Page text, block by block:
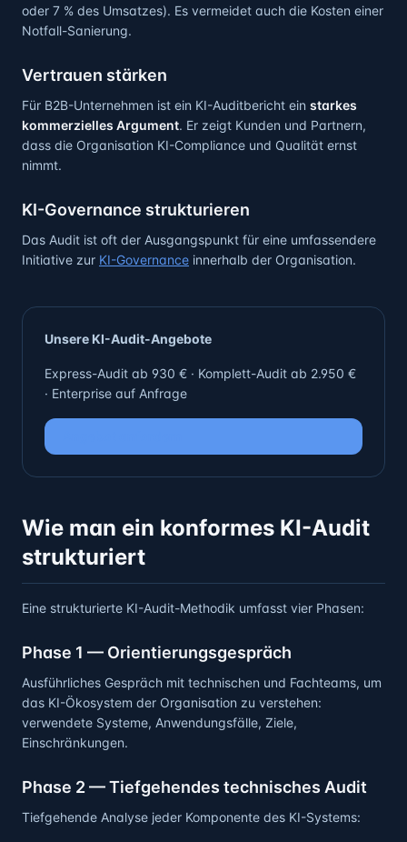
oder 7 % des Umsatzes). Es vermeidet auch die Kosten einer
Notfall-Sanierung.
Vertrauen stärken
Für B2B-Unternehmen ist ein KI-Auditbericht ein starkes
kommerzielles Argument. Er zeigt Kunden und Partnern,
dass die Organisation KI-Compliance und Qualität ernst
nimmt.
KI-Governance strukturieren
Das Audit ist oft der Ausgangspunkt für eine umfassendere
Initiative zur KI-Governance innerhalb der Organisation.
Unsere KI-Audit-Angebote
Express-Audit ab 930 € · Komplett-Audit ab 2.950 €
· Enterprise auf Anfrage
Wie man ein konformes KI-Audit
strukturiert
Eine strukturierte KI-Audit-Methodik umfasst vier Phasen:
Phase 1 — Orientierungsgespräch
Ausführliches Gespräch mit technischen und Fachteams, um
das KI-Ökosystem der Organisation zu verstehen:
verwendete Systeme, Anwendungsfälle, Ziele,
Einschränkungen.
Phase 2 — Tiefgehendes technisches Audit
Tiefgehende Analyse jeder Komponente des KI-Systems: